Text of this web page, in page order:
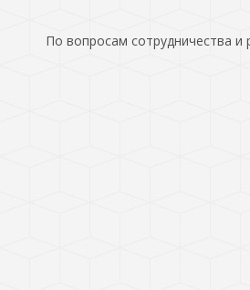
По вопросам сотрудничества